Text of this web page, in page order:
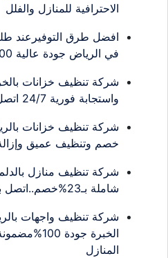
الاحترافية للمنازل والفلل
افضل طرق التوفيرعند
في الرياض جودة عالية 100% اتصل ينا
شركة تنظيف خزانات
واستجابة فورية 24/7 اتصل بنا الان
خصم وتنظيف عميق
شركة تنظيف منازل
شاملة بـ23%خصم..اتصل بنا الـأن
الخبرة جودة
المنازل